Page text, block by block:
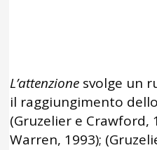
L’attenzione svolge un
il raggiungimento
(Gruzelier e Crawford,
Warren, 1993);